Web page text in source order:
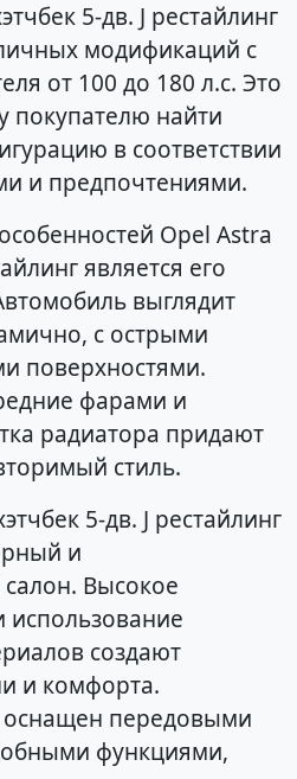
5-дв. J рестайлинг
модификаций с
от 100 до 180 л.с. Это
покупателю найти
в соответствии
и предпочтениями.
Opel Astra
является его
выглядит
с острыми
поверхностями.
фарами и
радиатора придают
стиль.
5-дв. J рестайлинг
и
Высокое
использование
создают
и комфорта.
передовыми
функциями,